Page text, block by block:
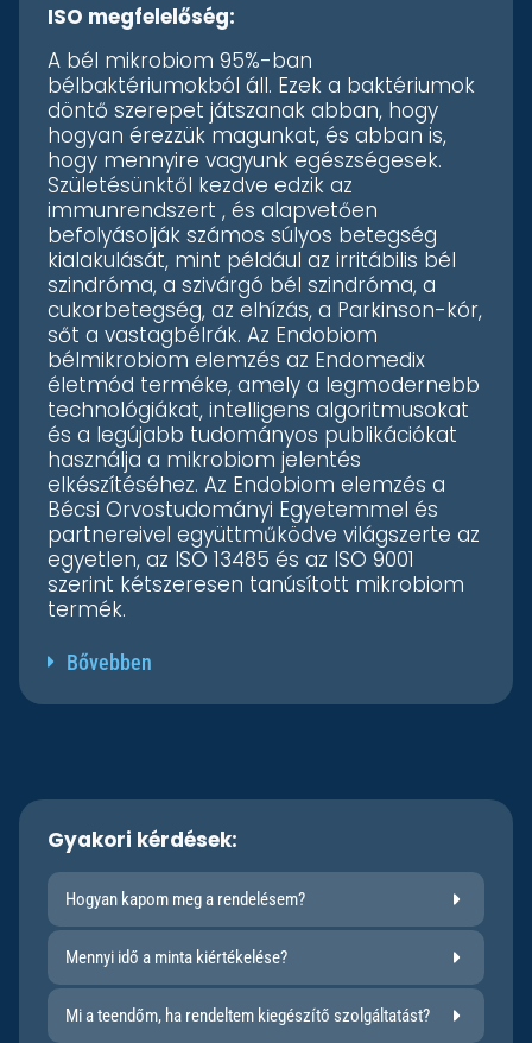
ISO megfelelőség:
A bél mikrobiom 95%-ban
bélbaktériumokból áll. Ezek a baktériumok
döntő szerepet játszanak abban, hogy
hogyan érezzük magunkat, és abban is,
hogy mennyire vagyunk egészségesek.
Születésünktől kezdve edzik az
immunrendszert , és alapvetően
befolyásolják számos súlyos betegség
kialakulását, mint például az irritábilis bél
szindróma, a szivárgó bél szindróma, a
cukorbetegség, az elhízás, a Parkinson-kór,
sőt a vastagbélrák. Az Endobiom
bélmikrobiom elemzés az Endomedix
életmód terméke, amely a legmodernebb
technológiákat, intelligens algoritmusokat
és a legújabb tudományos publikációkat
használja a mikrobiom jelentés
elkészítéséhez. Az Endobiom elemzés a
Bécsi Orvostudományi Egyetemmel és
partnereivel együttműködve világszerte az
egyetlen, az ISO 13485 és az ISO 9001
szerint kétszeresen tanúsított mikrobiom
termék.
Bővebben
Gyakori kérdések:
Hogyan kapom meg a rendelésem?
Mennyi idő a minta kiértékelése?
Mi a teendőm, ha rendeltem kiegészítő szolgáltatást?